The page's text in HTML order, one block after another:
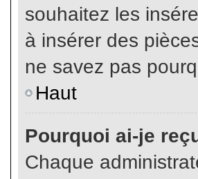
souhaitez les
à insérer des
ne savez pas
Haut
Pourquoi ai-je
Chaque